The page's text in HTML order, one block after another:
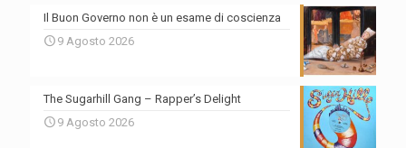
Il Buon Governo non è un esame di coscienza
9 Agosto 2026
The Sugarhill Gang – Rapper’s Delight
9 Agosto 2026